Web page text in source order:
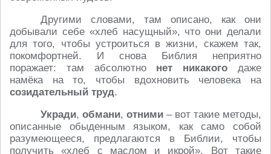
Другими словами, там описано, как они
добывали себе «хлеб насущный», что они делали
для того, чтобы устроиться в жизни, скажем так,
покомфортней. И снова Библия неприятно
поражает: там абсолютно нет никакого даже
намёка на то, чтобы вдохновить человека на
созидательный труд.
Укради, обмани, отними – вот такие методы,
описанные обыденным языком, как само собой
разумеющееся, предлагаются в Библии, чтобы
получить «хлеб с маслом и икрой». Вот такие